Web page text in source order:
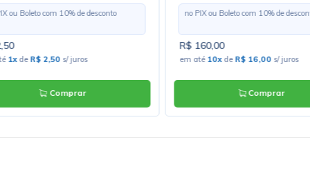
ou Boleto com 10% de desconto
1xde R$ 2,50 s/ juros
Comprar
no PIX ou Boleto com 10% de
R$ 160,00
em até 10xde R$ 16,00 s/ juros
Comprar